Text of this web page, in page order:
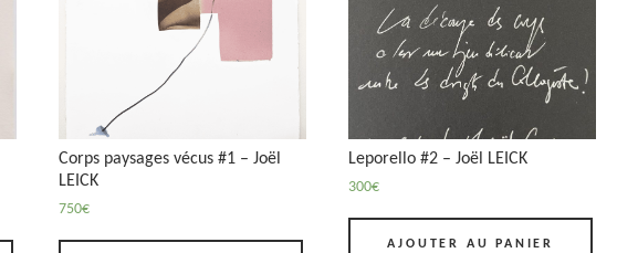
Corps paysages vécus #1 – Joël
LEICK
750€
Leporello #2 – Joël LEICK
300€
AJOUTER AU PANIER